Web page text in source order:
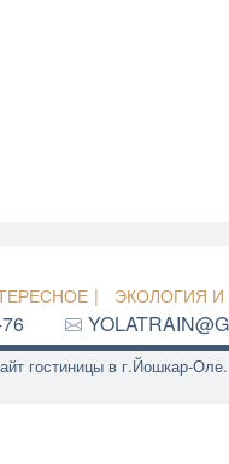
ЭКОЛОГИЯ
гостиницы в г.Йошкар-Оле.